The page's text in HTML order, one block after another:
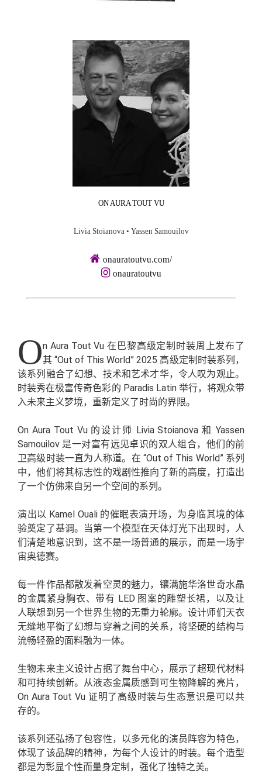
ON AURA TOUT VU
Livia Stoianova • Yassen Samouilov
onauratoutvu.com/
onauratoutvu
On Aura Tout Vu 在巴黎高级定制时装周上发布了
其 “Out of This World” 2025 高级定制时装系列，
该系列融合了幻想、技术和艺术才华，令人叹为观止。
时装秀在极富传奇色彩的 Paradis Latin 举行，将观众带
入未来主义梦境，重新定义了时尚的界限。
On Aura Tout Vu 的设计师 Livia Stoianova 和 Yassen
Samouilov 是一对富有远见卓识的双人组合，他们的前
卫高级时装一直为人称道。在 “Out of This World” 系列
中，他们将其标志性的戏剧性推向了新的高度，打造出
了一个仿佛来自另一个空间的系列。
演出以 Kamel Ouali 的催眠表演开场，为身临其境的体
验奠定了基调。当第一个模型在天体灯光下出现时，人
们清楚地意识到，这不是一场普通的展示，而是一场宇
宙奥德赛。
每一件作品都散发着空灵的魅力，镶满施华洛世奇水晶
的金属紧身胸衣、带有 LED 图案的雕塑长裙，以及让
人联想到另一个世界生物的无重力轮廓。设计师们天衣
无缝地平衡了幻想与穿着之间的关系，将坚硬的结构与
流畅轻盈的面料融为一体。
生物未来主义设计占据了舞台中心，展示了超现代材料
和可持续创新。从液态金属质感到可生物降解的亮片，
On Aura Tout Vu 证明了高级时装与生态意识是可以共
存的。
该系列还弘扬了包容性，以多元化的演员阵容为特色，
体现了该品牌的精神，为每个人设计的时装。每个造型
都是为彰显个性而量身定制，强化了独特之美。